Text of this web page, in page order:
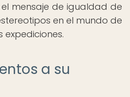
mensaje de igualdad de
en el mundo de
expediciones.
a su